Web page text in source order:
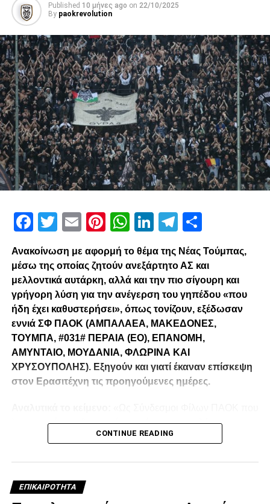
Published 10 μήνες ago on 22/10/2025
By paokrevolution
Facebook
Twitter
EmailPinterest
WhatsApp
LinkedIn
Telegram
Ανακοίνωση με αφορμή το θέμα της Νέας Τούμπας,
μέσω της οποίας ζητούν ανεξάρτητο ΑΣ και
μελλοντικά αυτάρκη, αλλά και την πιο σίγουρη και
γρήγορη λύση για την ανέγερση του γηπέδου «που
ήδη έχει καθυστερήσει», όπως τονίζουν, εξέδωσαν
εννιά ΣΦ ΠΑΟΚ (ΑΜΠΑΛΑΕΑ, ΜΑΚΕΔΟΝΕΣ,
ΤΟΥΜΠΑ, #031# ΠΕΡΑΙΑ (ΕΟ), ΕΠΑΝΟΜΗ,
ΑΜΥΝΤΑΙΟ, ΜΟΥΔΑΝΙΑ, ΦΛΩΡΙΝΑ ΚΑΙ
ΧΡΥΣΟΥΠΟΛΗΣ). Εξηγούν και γιατί έκαναν επίσκεψη
στον Ερασιτέχνη τις προηγούμενες ημέρες.
λειτουργούμε καθημερινά με γνώμωνα το καλό του
Δικεφάλου και μόνο, αισθανόμαστε την ανάγκη να
όψη των 100 ετών τα διοικητικά εσωπροβλήματα του
οργανισμού δεν φαίνεται να καταλαγιάζουν (κάθε άλλο
μάλλον) παρά τις επανειλημμένες προσπάθειες μας να
CONTINUE READING
ΕΠΙΚΑΙΡΌΤΗΤΑ